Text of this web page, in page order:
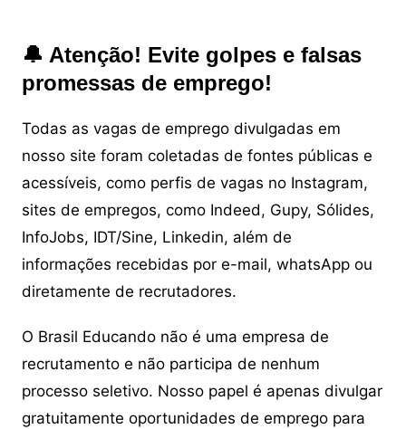
🔔 Atenção! Evite golpes e falsas
promessas de emprego!
Todas as vagas de emprego divulgadas em
nosso site foram coletadas de fontes públicas e
acessíveis, como perfis de vagas no Instagram,
sites de empregos, como Indeed, Gupy, Sólides,
InfoJobs, IDT/Sine, Linkedin, além de
informações recebidas por e-mail, whatsApp ou
diretamente de recrutadores.
O Brasil Educando não é uma empresa de
recrutamento e não participa de nenhum
processo seletivo. Nosso papel é apenas divulgar
gratuitamente oportunidades de emprego para